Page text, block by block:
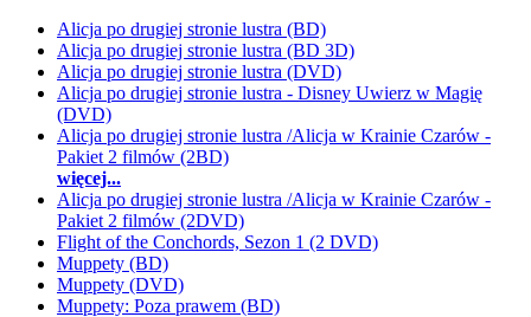
Alicja po drugiej stronie lustra (BD)
Alicja po drugiej stronie lustra (BD 3D)
Alicja po drugiej stronie lustra (DVD)
Alicja po drugiej stronie lustra - Disney Uwierz w Magię
(DVD)
Alicja po drugiej stronie lustra /Alicja w Krainie Czarów -
Pakiet 2 filmów (2BD)
więcej...
Alicja po drugiej stronie lustra /Alicja w Krainie Czarów -
Pakiet 2 filmów (2DVD)
Flight of the Conchords, Sezon 1 (2 DVD)
Muppety (BD)
Muppety (DVD)
Muppety: Poza prawem (BD)